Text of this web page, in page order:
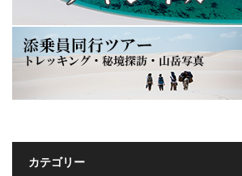
カテゴリー